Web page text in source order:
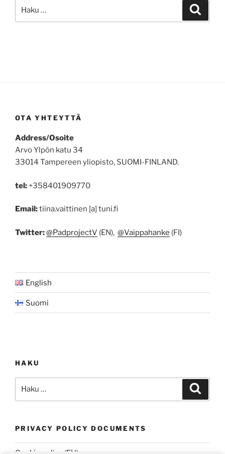
OTA YHTEYTTÄ
Address/Osoite
Arvo Ylpön katu 34
33014 Tampereen yliopisto, SUOMI-FINLAND.
tel: +358401909770
Email:tiina.vaittinen [a] tuni.fi
Twitter:@PadprojectV (EN), @Vaippahanke (FI)
English
Suomi
HAKU
PRIVACY POLICY DOCUMENTS